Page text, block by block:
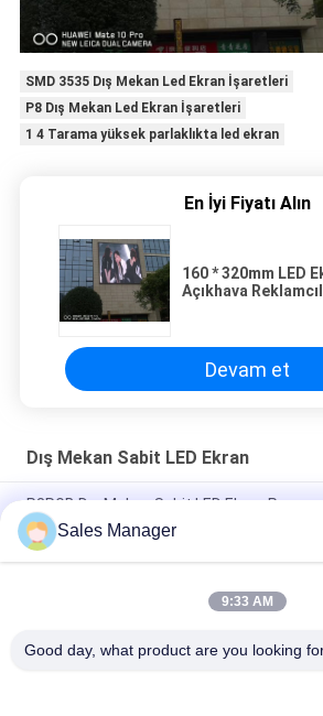
SMD 3535 Dış Mekan Led Ekran İşaretleri
P8 Dış Mekan Led Ekran İşaretleri
1 4 Tarama yüksek parlaklıkta led ekran
En İyi Fiyatı Alın
160 * 320mm LED
Açıkhava
Devam et
Dış Mekan Sabit LED Ekran
P3RGB Dış Mekan Sabit LED Ekran
Reklam Panosu
Kiralık Sabit Kurulum için P3.91 Açıkhava
Yüksek Parlaklık P5 RGB Dış Mekan Sabit
Sales Manager
9:33 AM
Good day, what product are you looking